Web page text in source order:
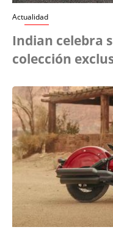
Actualidad
Indian celebra
colección